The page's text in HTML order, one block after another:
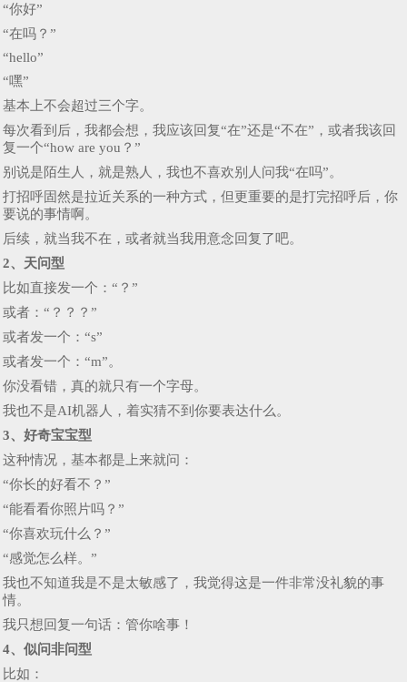
“你好”
“在吗？”
“hello”
“嘿”
基本上不会超过三个字。
每次看到后，我都会想，我应该回复“在”还是“不在”，或者我该回
复一个“how are you？”
别说是陌生人，就是熟人，我也不喜欢别人问我“在吗”。
打招呼固然是拉近关系的一种方式，但更重要的是打完招呼后，你
要说的事情啊。
后续，就当我不在，或者就当我用意念回复了吧。
2、天问型
比如直接发一个：“？”
或者：“？？？”
或者发一个：“s”
或者发一个：“m”。
你没看错，真的就只有一个字母。
我也不是AI机器人，着实猜不到你要表达什么。
3、好奇宝宝型
这种情况，基本都是上来就问：
“你长的好看不？”
“能看看你照片吗？”
“你喜欢玩什么？”
“感觉怎么样。”
我也不知道我是不是太敏感了，我觉得这是一件非常没礼貌的事
情。
我只想回复一句话：管你啥事！
4、似问非问型
比如：